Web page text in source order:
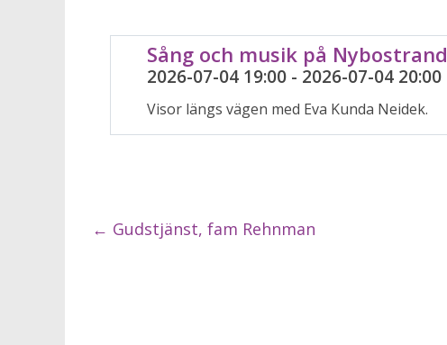
Sång och musik på Nybostrand
2026-07-04 19:00 - 2026-07-04 20:00
Visor längs vägen med Eva Kunda Neidek.
← Gudstjänst, fam Rehnman